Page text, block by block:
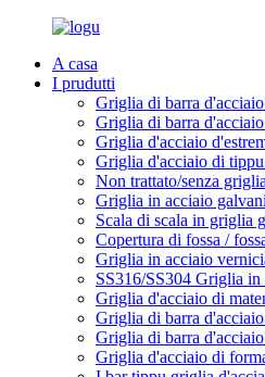
A casa
I prudutti
Griglia di barra
Griglia di barra
Griglia d'acciaio
Griglia d'acciaio di tippu
Non trattato/senza
Griglia in acciaio
Scala di scala in griglia
Copertura di fossa /
Griglia in acciaio
SS316/SS304 Griglia
Griglia d'acciaio di
Griglia di barra
Griglia di barra
Griglia d'acciaio di